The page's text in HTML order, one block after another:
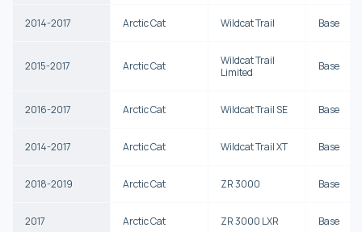
2014-2017 Arctic Cat Wildcat Trail Base
2015-2017 Arctic Cat
Wildcat Trail
Limited
Base
2016-2017 Arctic Cat Wildcat Trail SE Base
2014-2017 Arctic Cat Wildcat Trail XT Base
2018-2019 Arctic Cat ZR 3000 Base
2017 Arctic Cat ZR 3000 LXR Base